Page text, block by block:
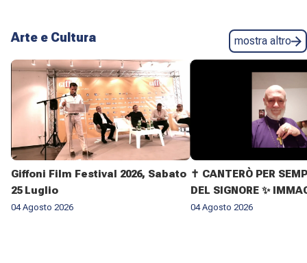
Arte e Cultura mostra altro
Giffoni Film Festival 2026, Sabato
25 Luglio
04 Agosto 2026
✝️ CANTERÒ PER
DEL SIGNORE ✨
VITA
04 Agosto 2026